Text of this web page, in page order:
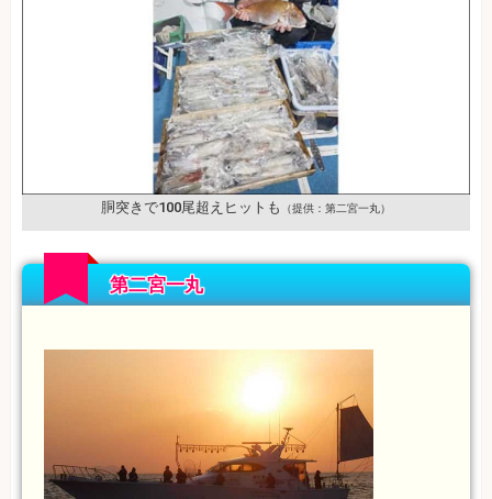
胴突きで100尾超えヒットも （提供：第二宮一丸）
第二宮一丸